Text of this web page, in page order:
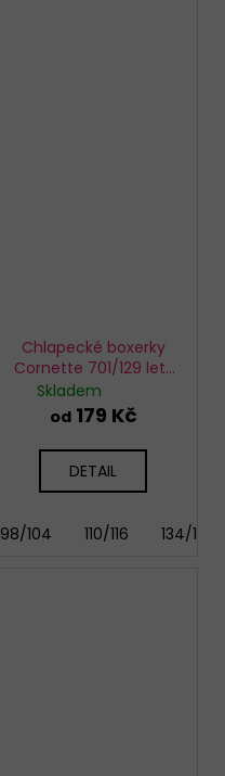
Chlapecké boxerky
Cornette 701/129 lets
go play
Skladem
od179 Kč
DETAIL
98/104 110/116 134/140